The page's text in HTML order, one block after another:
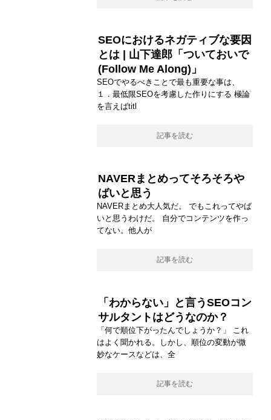
SEOにおけるネガティブな要因
とは | 山下達郎「ついておいで
(Follow Me Along)」
SEOでやるべきことで最も重要な事は、
１．最低限SEOを考慮した作りにする 極論
を言えばtitl
記事を読む
NAVERまとめってそろそろや
ばいと思う
NAVERまとめ大人気だ。 でもこれってやば
いと思うわけだ。 自分でコンテンツを作っ
てない。他人が
記事を読む
「わからない」と言うSEOコン
サルタントはどうなのか？
「何で順位下がったんでしょうか？」 これ
はよく聞かれる。しかし、順位の変動が微
妙なケースなどは、全
記事を読む